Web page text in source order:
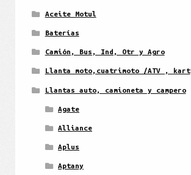
Aceite Motul
Baterías
Camión, Bus, Ind, Otr y Agro
Llanta moto,cuatrimoto /ATV , kart
Llantas auto, camioneta y campero
Agate
Alliance
Aplus
Aptany